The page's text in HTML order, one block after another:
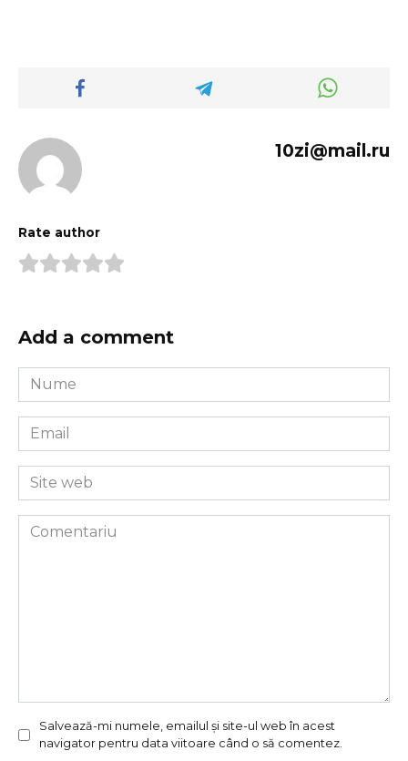
10zi@mail.ru
Rate author
Add a comment
Nume
*
Email
*
Site
web
Comentariu
Salvează-mi numele, emailul și site-ul web în acest
navigator pentru data viitoare când o să comentez.